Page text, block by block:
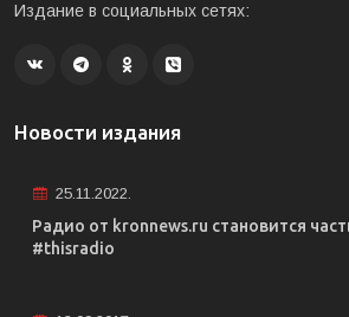
Издание в социальных сетях:
Новости издания
25.11.2022.
Радио от kronnews.ru становится
#thisradio